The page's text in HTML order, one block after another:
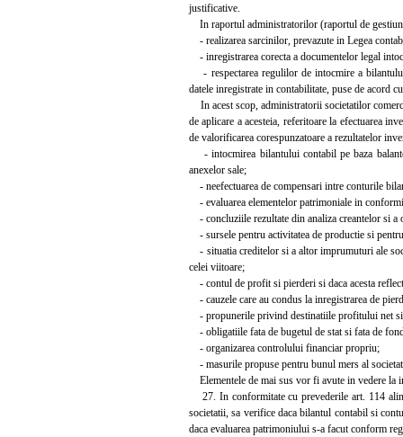
justificative.
In raportul administratorilor (raportul de
- realizarea sarcinilor, prevazute in Legea
- inregistrarea corecta a documentelor legal
- respectarea regulilor de intocmire a
datele inregistrate in contabilitate, puse de acord
In acest scop, administratorii societatilor
de aplicare a acesteia, referitoare la efectuarea
de valorificarea corespunzatoare a rezultatelor
- intocmirea bilantului contabil pe baza
anexelor sale;
- neefectuarea de compensari intre conturile
- evaluarea elementelor patrimoniale in
- concluziile rezultate din analiza creantelor si a
- sursele pentru activitatea de productie si
- situatia creditelor si a altor imprumuturi ale
celei viitoare;
- contul de profit si pierderi si daca acesta
- cauzele care au condus la inregistrarea de
- propunerile privind destinatiile profitului net si
- obligatiile fata de bugetul de stat si fata de
- organizarea controlului financiar propriu;
- masurile propuse pentru bunul mers al
Elementele de mai sus vor fi avute in vedere la
27. In conformitate cu prevederile art. 114
societatii, sa verifice daca bilantul contabil si
daca evaluarea patrimoniului s-a facut conform